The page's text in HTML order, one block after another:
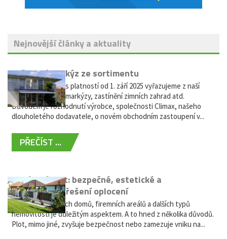
Nejnovější články a aktuality
Vyřazení markýz ze sortimentu
Vážení zákazníci, s platností od 1. září 2025 vyřazujeme z naší
nabídky výsuvné markýzy, zastínění zimních zahrad atd.
Důvodem je rozhodnutí výrobce, společnosti Climax, našeho
dlouholetého dodavatele, o novém obchodním zastoupení v...
PŘEČÍST ...
Hliníkový plot: bezpečné, estetické a
bezúdržbové řešení oplocení
Oplocení rodinných domů, firemních areálů a dalších typů
nemovitostí je důležitým aspektem. A to hned z několika důvodů.
Plot, mimo jiné, zvyšuje bezpečnost nebo zamezuje vniku na...